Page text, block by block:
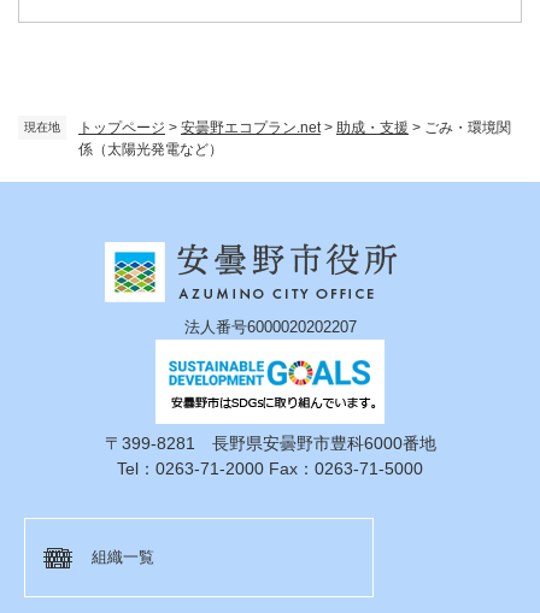
現在地 トップページ > 安曇野エコプラン.net > 助成・支援 > ごみ・環境関
係（太陽光発電など）
法人番号6000020202207
〒399-8281 長野県安曇野市豊科6000番地
Tel：0263-71-2000 Fax：0263-71-5000
組織一覧